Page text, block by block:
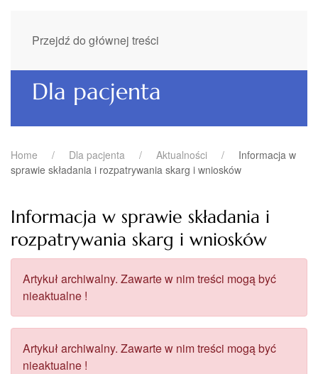
Przejdź do głównej treści
Dla pacjenta
Home Dla pacjenta Aktualności
Informacja w
sprawie składania i rozpatrywania skarg i wniosków
Informacja w sprawie składania i
rozpatrywania skarg i wniosków
Artykuł archiwalny. Zawarte w nim treści mogą być
nieaktualne !
Artykuł archiwalny. Zawarte w nim treści mogą być
nieaktualne !